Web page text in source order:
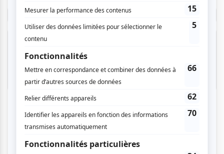
Consulter le Magazine